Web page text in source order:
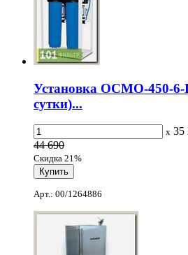
Установка ОСМО-450-6-
сутки)...
x 35
44 690
Скидка 21%
Арт.: 00/1264886